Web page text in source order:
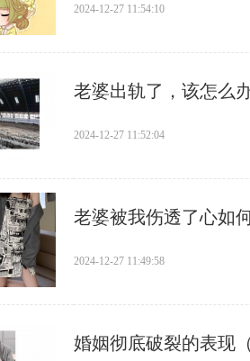
2024-12-27 11:54:10
老婆出轨了，该怎么
2024-12-27 11:52:04
老婆被我伤透了心如
2024-12-27 11:49:58
婚姻彻底破裂的表现